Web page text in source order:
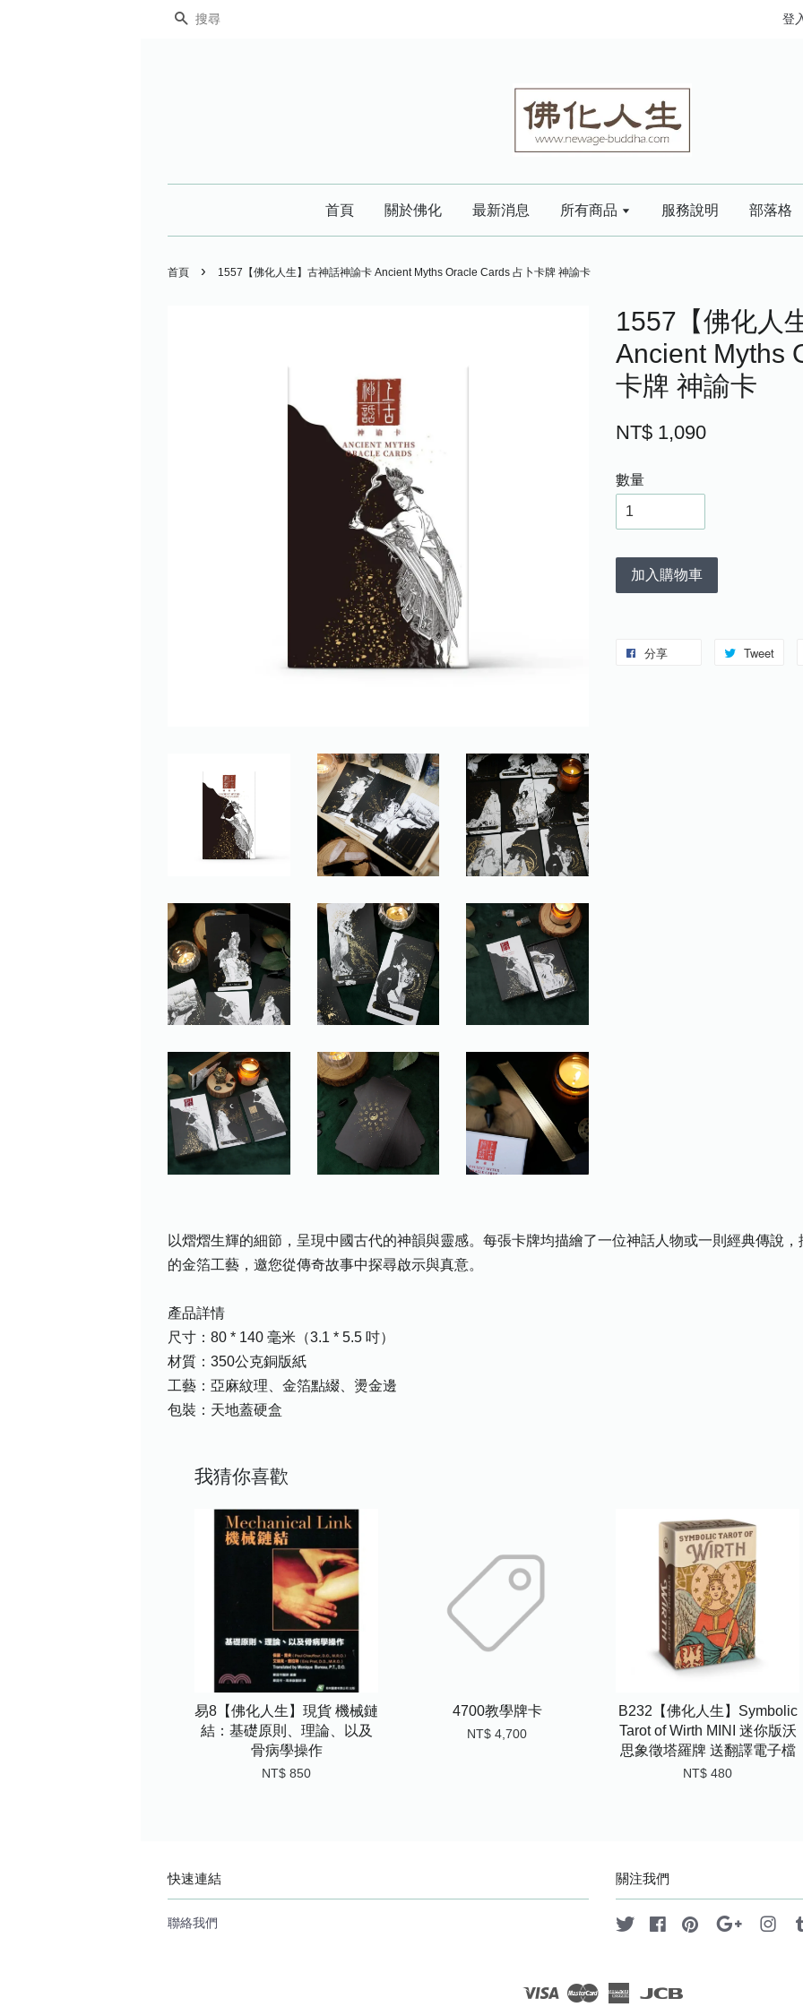
搜尋 登
首頁 關於佛化 最新消息 所有商品 服務說明 部落格
首頁 › 1557【佛化人生】古神話神諭卡 Ancient Myths Oracle Cards 占卜卡牌 神諭卡
1557【佛化人
Ancient Myths
卡牌 神諭卡
NT$ 1,090
數量
加入購物車
分享 Tweet
以熠熠生輝的細節，呈現中國古代的神韻與靈感。每張卡牌均描繪了一位神話人物或一則經典傳說
的金箔工藝，邀您從傳奇故事中探尋啟示與真意。
產品詳情
尺寸：80 * 140 毫米（3.1 * 5.5 吋）
材質：350公克銅版紙
工藝：亞麻紋理、金箔點綴、燙金邊
包裝：天地蓋硬盒
我猜你喜歡
易8【佛化人生】現貨 機械鏈
結：基礎原則、理論、以及
骨病學操作
NT$ 850
4700教學牌卡
NT$ 4,700
B232【佛化人生】Symbolic
Tarot of Wirth MINI 迷你版沃
思象徵塔羅牌 送翻譯電子檔
NT$ 480
快速連結
聯絡我們
關注我們
Twitter FacebookPinterest Google
Visa Master American